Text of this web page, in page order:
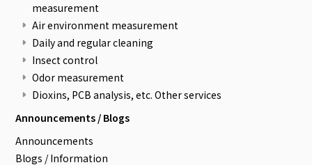
measurement
Air environment measurement
Daily and regular cleaning
Insect control
Odor measurement
Dioxins, PCB analysis, etc. Other services
Announcements / Blogs
Announcements
Blogs / Information